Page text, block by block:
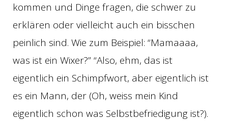
kommen und Dinge fragen, die schwer zu
erklären oder vielleicht auch ein bisschen
peinlich sind. Wie zum Beispiel: “Mamaaaa,
was ist ein Wixer?” “Also, ehm, das ist
eigentlich ein Schimpfwort, aber eigentlich ist
es ein Mann, der (Oh, weiss mein Kind
eigentlich schon was Selbstbefriedigung ist?).